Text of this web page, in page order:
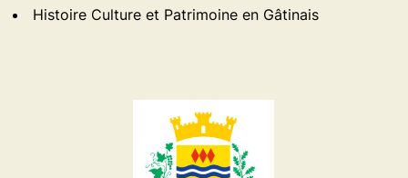
Histoire Culture et Patrimoine en Gâtinais